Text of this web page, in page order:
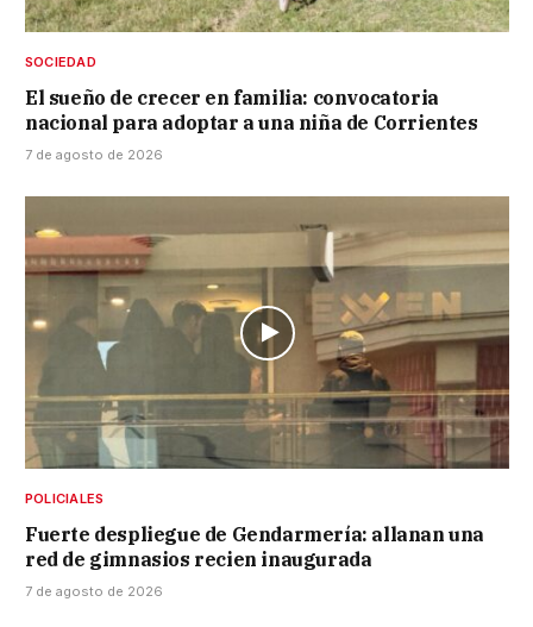
SOCIEDAD
El sueño de crecer en familia: convocatoria
nacional para adoptar a una niña de Corrientes
7 de agosto de 2026
POLICIALES
Fuerte despliegue de Gendarmería: allanan una
red de gimnasios recien inaugurada
7 de agosto de 2026